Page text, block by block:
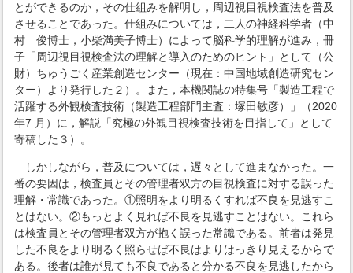
とができるのか，その仕組みを解明し，周辺視目視検査法を普及
させることであった。仕組みについては，二人の神経科学者（中
村 俊博士，小柴満美子博士）によって脳科学的理解が進み，冊
子「周辺視目視検査法の理解と導入のためのヒント」として（公
財）ちゅうごく産業創造センター（現在：中国地域創造研究セン
ター）より発行した２）。また，本機関誌の特集号「製造工程で
活躍する外観検査技術（製造工程部門主査：塚田敏彦）」（2020
年7 月）に，解説「究極の外観目視検査技術を目指して」として
寄稿した３）。
しかしながら，普及については，遅々として進まなかった。一
番の要因は，検査員とその管理者双方の目視検査に対する誤った
理解・常識であった。①照明をより明るくすれば不良を見逃すこ
とはない。②もっとよく見れば不良を見逃すことはない。これら
は検査員とその管理者双方が抱く誤った常識である。前者は発見
した不良をより明るく照らせば不良はよりはっきり見えるからで
ある。後者は誰が見ても不良であると分かる不良を見逃したから